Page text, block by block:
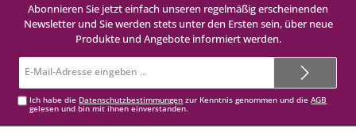
Abonnieren Sie jetzt einfach unseren regelmäßig erscheinenden
Newsletter und Sie werden stets unter den Ersten sein, über neue
Produkte und Angebote informiert werden.
Mail-
Ich habe die Datenschutzbestimmungen zur Kenntnis genommen und dieAGB
gelesen und bin mit ihnen einverstanden.